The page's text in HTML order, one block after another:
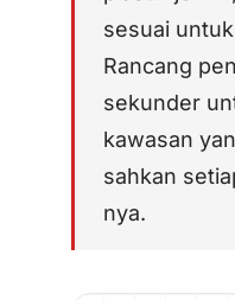
sesuai
Rancang
sekunder
kawasan
sahkan
nya.